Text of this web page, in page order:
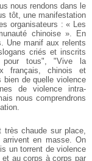
nous rendons dans le
tôt, une manifestation
organisateurs : « Les
chinoise ». En
Une manif aux relents
criés et inscrits
pour tous", "Vive la
français, chinois et
bien de quelle violence
de violence intra-
nous comprendrons
chaude sur place,
en masse. On
un torrent de violence
au corps à corps par